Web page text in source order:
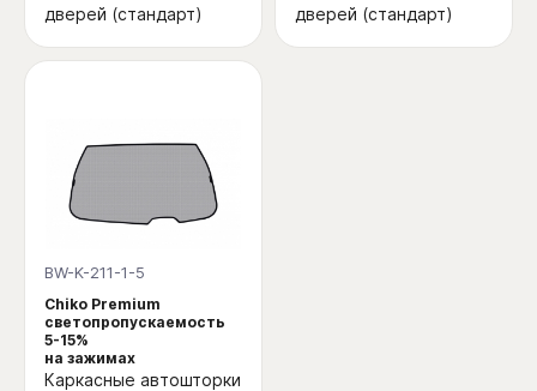
дверей (стандарт)
дверей (стандарт)
BW-K-211-1-5
Chiko Premium
светопропускаемость
5-15%
на зажимах
Каркасные автошторки